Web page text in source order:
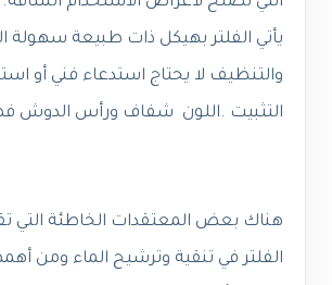
يأتي الفلتر بهيكل ذات طبيعة سهولة
والتنظيف لا يحتاج استدعاء فني أو
التثبيت .اللون شفاف ورأس الدوش
هناك بعض المعتقدات الخاطئة التي
الفلتر في تنقية وترشيح الماء ومن